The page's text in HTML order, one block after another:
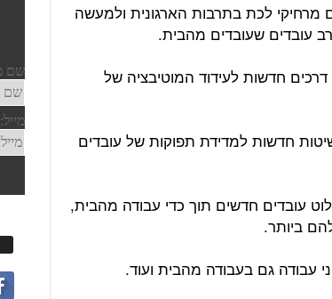
מרחיקי לכת בתרבות הארגונית ולמעשה
עובדים שעובדים מהבית.
חדשות לעידוד המוטיבציה של
חדשות למדידת תפוקות של עובדים
עובדים חדשים תוך כדי עבודה מהבית,
ביותר.